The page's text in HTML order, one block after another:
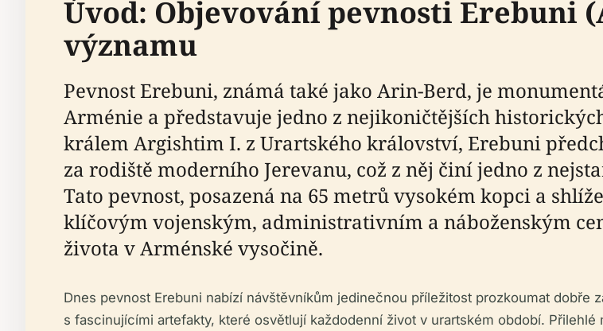
Úvod: Objevování pevnosti Erebuni
významu
Pevnost Erebuni, známá také jako Arin-Berd, je
Arménie a představuje jedno z nejikoničtějších
králem Argishtim I. z Urartského království, Erebuni
za rodiště moderního Jerevanu, což z něj činí jedno z
Tato pevnost, posazená na 65 metrů vysokém kopci a
klíčovým vojenským, administrativním a náboženským
života v Arménské vysočině.
Dnes pevnost Erebuni nabízí návštěvníkům jedinečnou příležitost prozkoumat dobře
s fascinujícími artefakty, které osvětlují každodenní život v urartském období.